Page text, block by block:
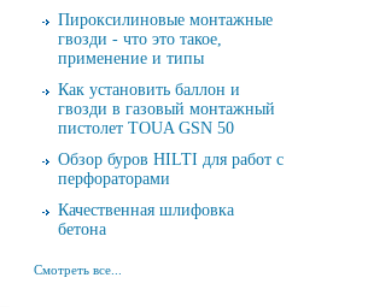
Пироксилиновые монтажные
гвозди - что это такое,
применение и типы
Как установить баллон и
гвозди в газовый монтажный
пистолет TOUA GSN 50
Обзор буров HILTI для работ с
перфораторами
Качественная шлифовка
бетона
Смотреть все...